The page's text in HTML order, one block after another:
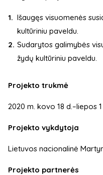
Išaugęs visuomenės
kultūriniu paveldu.
Sudarytos galimybės
žydų kultūriniu paveldu.
Projekto trukmė
2020 m. kovo 18 d.–liepos 1
Projekto vykdytoja
Lietuvos nacionalinė
Projekto partnerės